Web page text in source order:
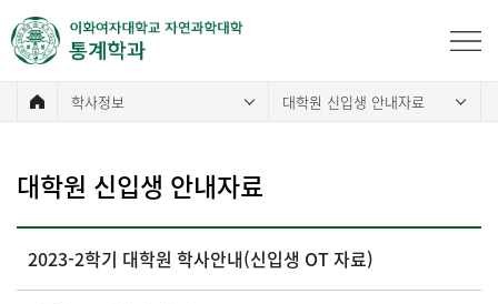
학사정보 대학원 신입생 안내자료
대학원 신입생 안내자료
2023-2학기 대학원 학사안내(신입생 OT 자료)